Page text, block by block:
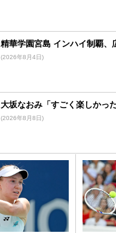
精華学園宮島 インハイ制覇、
(2026年8月4日)
大坂なおみ「すごく楽しかった
(2026年8月8日)